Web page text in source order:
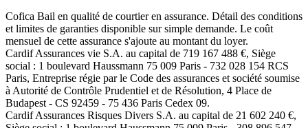
Cofica Bail en qualité de courtier en assurance. Détail des conditions
et limites de garanties disponible sur simple demande. Le coût
mensuel de cette assurance s'ajoute au montant du loyer.
Cardif Assurances vie S.A. au capital de 719 167 488 €, Siège
social : 1 boulevard Haussmann 75 009 Paris - 732 028 154 RCS
Paris, Entreprise régie par le Code des assurances et société soumise
à Autorité de Contrôle Prudentiel et de Résolution, 4 Place de
Budapest - CS 92459 - 75 436 Paris Cedex 09.
Cardif Assurances Risques Divers S.A. au capital de 21 602 240 €,